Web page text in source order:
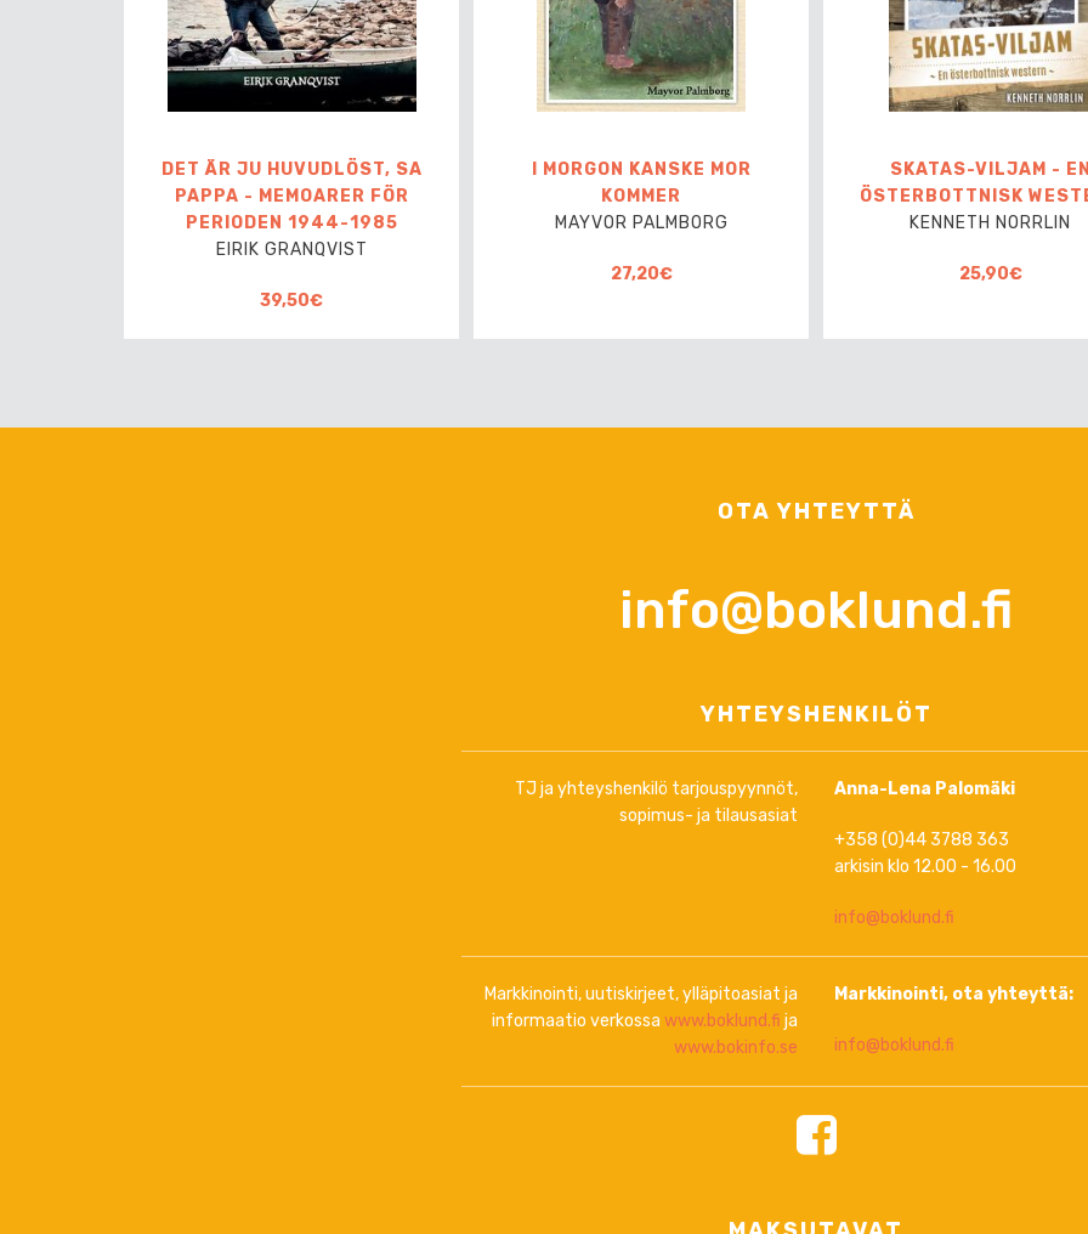
DET ÄR JU HUVUDLÖST, SA
PAPPA - MEMOARER FÖR
PERIODEN 1944-1985
EIRIK GRANQVIST
39,50€
I MORGON KANSKE MOR
KOMMER
MAYVOR PALMBORG
27,20€
SKATAS-VILJAM -
ÖSTERBOTTNISK
KENNETH NORRLIN
25,90€
OTA YHTEYTTÄ
info@boklund.fi
YHTEYSHENKILÖT
TJ ja yhteyshenkilö tarjouspyynnöt,
sopimus- ja tilausasiat
Anna-Lena Palomäki
+358 (0)44 3788 363
arkisin klo 12.00 - 16.00
info@boklund.fi
Markkinointi, uutiskirjeet, ylläpitoasiat ja
informaatio verkossa www.boklund.fi ja
www.bokinfo.se
Markkinointi, ota yhteyttä:
info@boklund.fi